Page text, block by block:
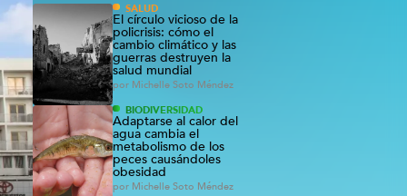
SALUD
El círculo vicioso de la
policrisis: cómo el
cambio climático y las
guerras destruyen la
salud mundial
por Michelle Soto Méndez
BIODIVERSIDAD
Adaptarse al calor del
agua cambia el
metabolismo de los
peces causándoles
obesidad
por Michelle Soto Méndez